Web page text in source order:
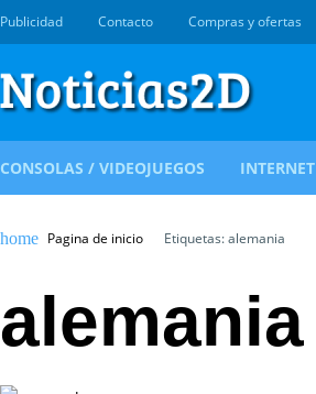
Publicidad Contacto Compras y ofertas
CONSOLAS / VIDEOJUEGOS INTERNET
Pagina de inicio Etiquetas: alemania
alemania